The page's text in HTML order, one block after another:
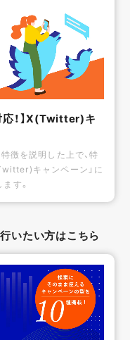
！】X(Twitter)キ
徴を説明した上で、特
キャンペーン」に
す。
いたい方はこちら